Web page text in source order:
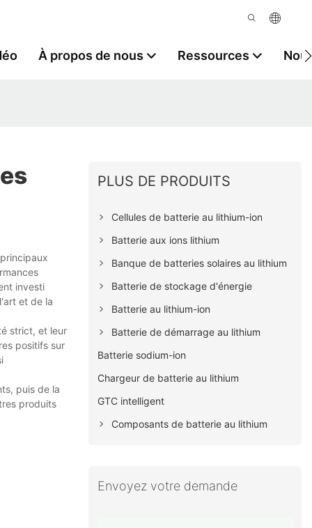
À propos de nous Ressources
investi
et de la
strict, et leur
positifs sur
puis de la
produits
PLUS DE PRODUITS
Cellules de batterie au lithium-ion
Batterie aux ions lithium
Banque de batteries solaires au lithium
Batterie de stockage d'énergie
Batterie au lithium-ion
Batterie de démarrage au lithium
Batterie sodium-ion
Chargeur de batterie au lithium
GTC intelligent
Composants de batterie au lithium
Envoyez votre demande